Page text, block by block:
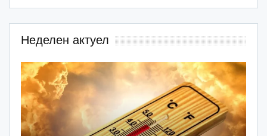
Неделен актуел